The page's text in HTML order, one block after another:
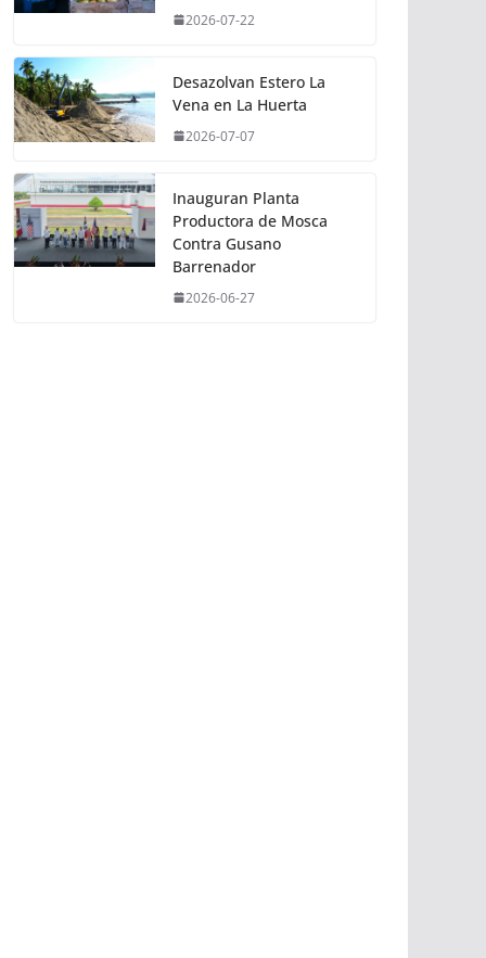
2026-07-22
Desazolvan Estero La
Vena en La Huerta
2026-07-07
Inauguran Planta
Productora de Mosca
Contra Gusano
Barrenador
2026-06-27